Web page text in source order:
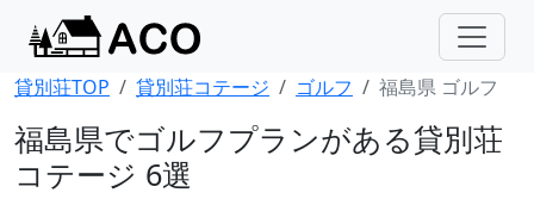
貸別荘TOP 貸別荘コテージ ゴルフ 福島県 ゴルフ
福島県でゴルフプランがある貸別荘
コテージ 6選